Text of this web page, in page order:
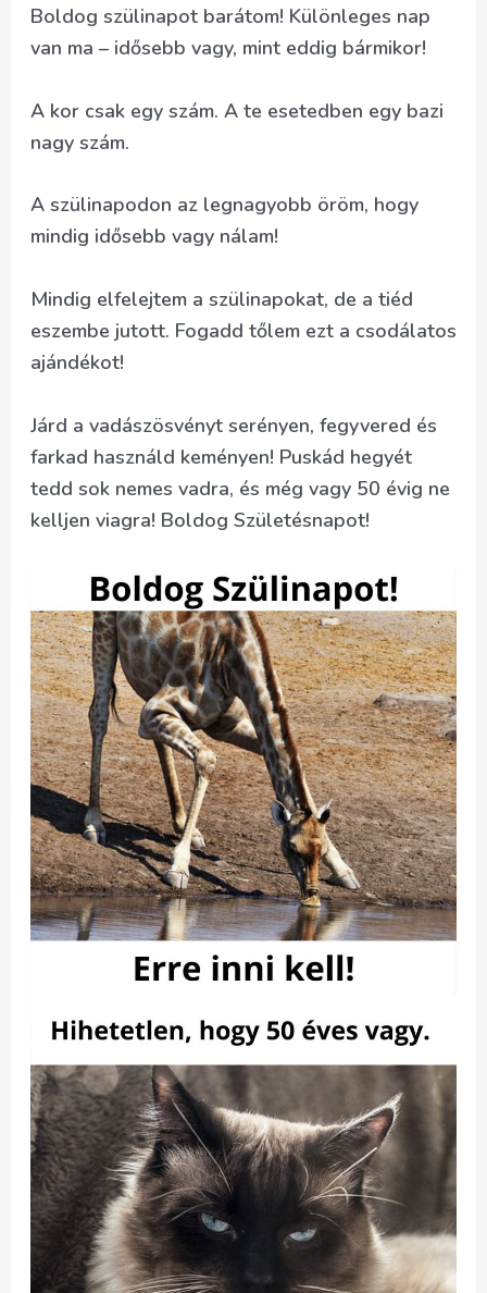
Boldog szülinapot barátom! Különleges nap
van ma – idősebb vagy, mint eddig bármikor!
A kor csak egy szám. A te esetedben egy bazi
nagy szám.
A szülinapodon az legnagyobb öröm, hogy
mindig idősebb vagy nálam!
Mindig elfelejtem a szülinapokat, de a tiéd
eszembe jutott. Fogadd tőlem ezt a csodálatos
ajándékot!
Járd a vadászösvényt serényen, fegyvered és
farkad használd keményen! Puskád hegyét
tedd sok nemes vadra, és még vagy 50 évig ne
kelljen viagra! Boldog Születésnapot!